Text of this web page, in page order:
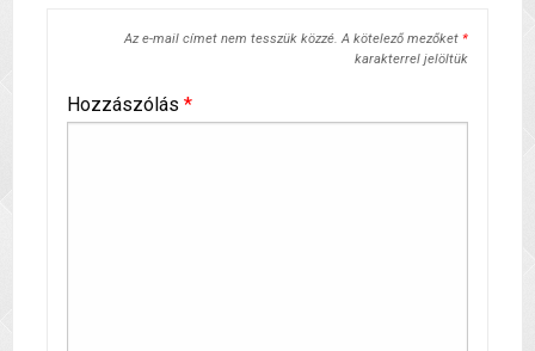
Az e-mail címet nem tesszük közzé. A kötelező mezőket *
karakterrel jelöltük
Hozzászólás *